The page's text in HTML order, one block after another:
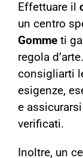
Effettuare il
un centro
Gommeti
regola
consigliarti
esigenze,
e
verificati.
Inoltre, un